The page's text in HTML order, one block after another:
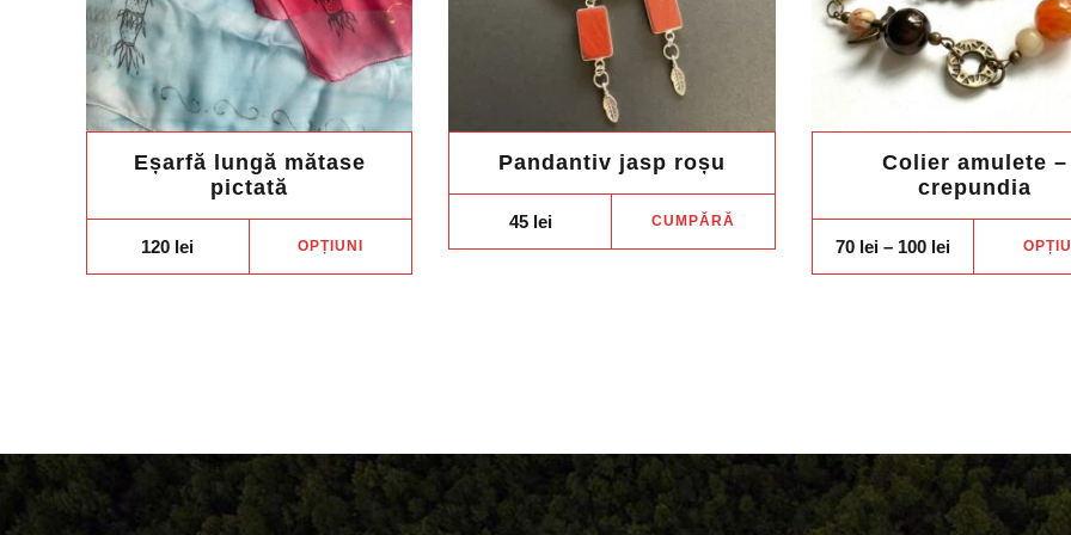
Eșarfă lungă mătase
pictată
120 lei OPȚIUNI
pot
alese
Pandantiv jasp roșu
45 lei CUMPĂRĂ
Colier amulete –
crepundia
70 lei – 100 leiPrice
70 lei